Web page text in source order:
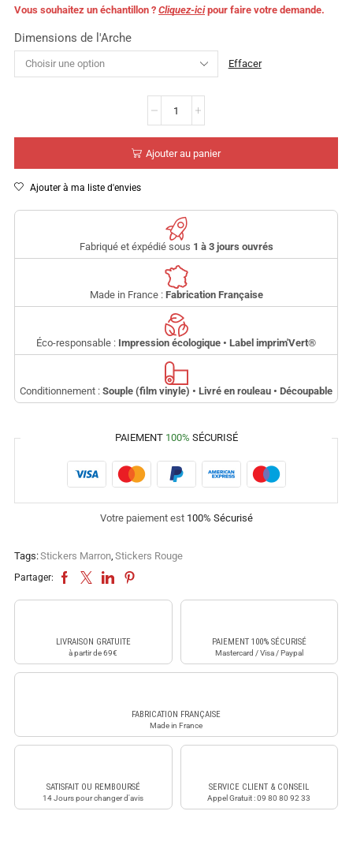
Vous souhaitez un échantillon ? Cliquez-icipour faire votre demande.
Dimensions de l'Arche
Effacer
Ajouter au panier
Ajouter à ma liste d'envies
Fabriqué et éxpédié sous 1 à 3 jours ouvrés
Made in France : Fabrication Française
Éco-responsable : Impression écologique • Label imprim'Vert®
Conditionnement : Souple (film vinyle) • Livré en rouleau • Découpable
PAIEMENT 100% SÉCURISÉ
Votre paiement est 100% Sécurisé
Tags:Stickers Marron, Stickers Rouge
Partager:
LIVRAISON GRATUITE
à partir de 69€
PAIEMENT 100% SÉCURISÉ
Mastercard / Visa / Paypal
FABRICATION FRANÇAISE
Made in France
SATISFAIT OU REMBOURSÉ
14 Jours pour changer d'avis
SERVICE CLIENT & CONSEIL
Appel Gratuit : 09 80 80 92 33